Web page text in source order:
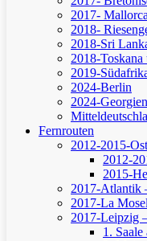
2017- Mallorca
2018-
2018-Sri
2018-
2019-
2024-Berlin
2024-
Fernrouten
2012-2015-
2012-
2015-
2017-Atlantik
2017-La
2017-Leipzig
1.